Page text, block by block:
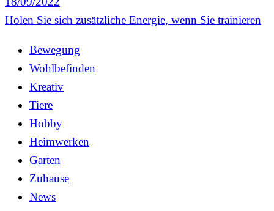
Holen Sie sich zusätzliche Energie, wenn Sie trainieren
Bewegung
Wohlbefinden
Kreativ
Tiere
Hobby
Heimwerken
Garten
Zuhause
News